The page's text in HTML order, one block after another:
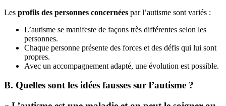
Les profils des personnes concernées par l’autisme sont variés :
L’autisme se manifeste de façons très différentes selon les
personnes.
Chaque personne présente des forces et des défis qui lui sont
propres.
Avec un accompagnement adapté, une évolution est possible.
B. Quelles sont les idées fausses sur l’autisme ?